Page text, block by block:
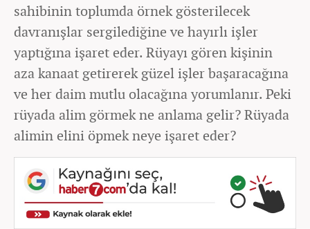
sahibinin toplumda örnek gösterilecek
davranışlar sergilediğine ve hayırlı işler
yaptığına işaret eder. Rüyayı gören kişinin
aza kanaat getirerek güzel işler başaracağına
ve her daim mutlu olacağına yorumlanır. Peki
rüyada alim görmek ne anlama gelir? Rüyada
alimin elini öpmek neye işaret eder?